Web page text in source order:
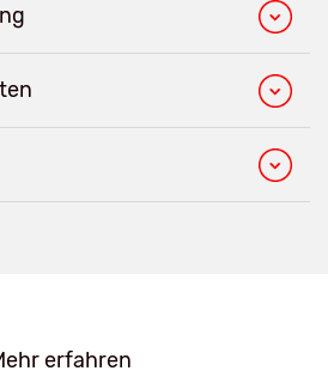
erfahren